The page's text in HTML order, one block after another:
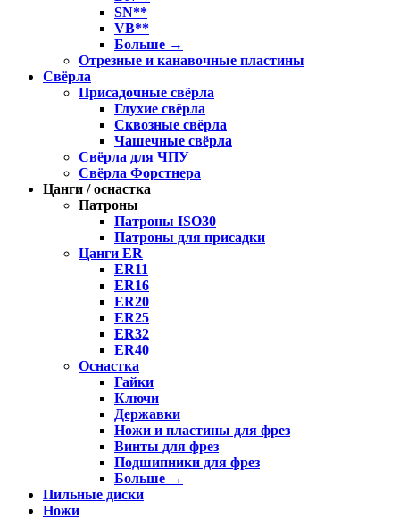
SN**
VB**
Больше →
Отрезные и канавочные пластины
Свёрла
Присадочные свёрла
Глухие свёрла
Сквозные свёрла
Чашечные свёрла
Свёрла для ЧПУ
Свёрла Форстнера
Цанги / оснастка
Патроны
Патроны ISO30
Патроны для присадки
Цанги ER
ER11
ER16
ER20
ER25
ER32
ER40
Оснастка
Гайки
Ключи
Державки
Ножи и пластины для фрез
Винты для фрез
Подшипники для фрез
Больше →
Пильные диски
Ножи